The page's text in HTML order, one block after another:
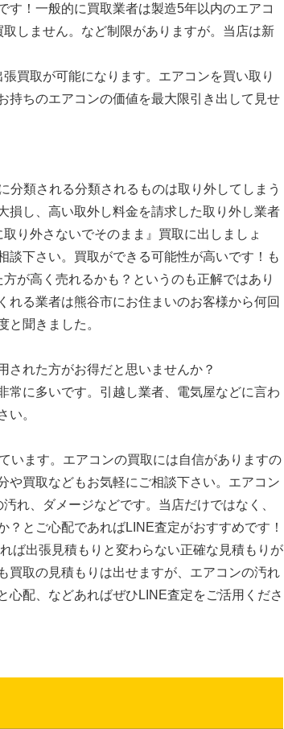
！一般的に買取業者は製造5年以内のエアコ
しません。など制限がありますが。当店は新
買取が可能になります。エアコンを買い取り
持ちのエアコンの価値を最大限引き出して見せ
分類される分類されるものは取り外してしまう
損し、高い取外し料金を請求した取り外し業者
り外さないでそのまま』買取に出しましょ
談下さい。買取ができる可能性が高いです！も
が高く売れるかも？というのも正解ではあり
れる業者は熊谷市にお住まいのお客様から何回
と聞きました。
された方がお得だと思いませんか？
常に多いです。引越し業者、電気屋などに言わ
い。
います。エアコンの買取には自信がありますの
や買取などもお気軽にご相談下さい。エアコン
れ、ダメージなどです。当店だけではなく、
とご心配であればLINE査定がおすすめです！
ば出張見積もりと変わらない正確な見積もりが
買取の見積もりは出せますが、エアコンの汚れ
心配、などあればぜひLINE査定をご活用くださ